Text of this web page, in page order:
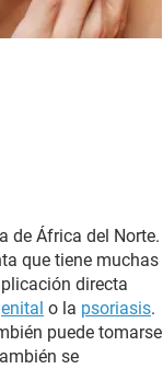
de África del Norte.
que tiene muchas
directa
o la psoriasis.
puede tomarse
se